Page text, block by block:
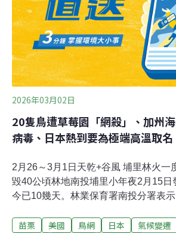
2026年03月02日
20隻鳥遭草莓園「網殺」、加州
病毒、日本熱到要為極端高溫取名
2月26～3月1日天乾+谷風 埔里林火一
毀40公頃林地南投埔里小年夜2月15日
今已10幾天。林業保育署南投分署表
風再度向上延燒，於24日再回到搶救
苗栗 美國 鳥網 日本 氣候變遷